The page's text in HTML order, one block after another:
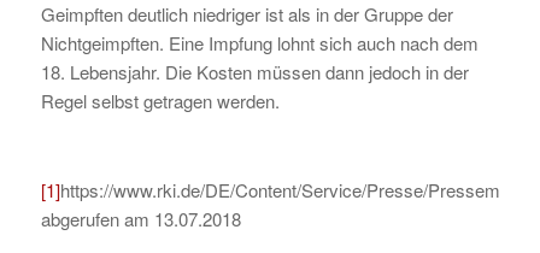
Geimpften deutlich niedriger ist als in der Gruppe der
Nichtgeimpften. Eine Impfung lohnt sich auch nach dem
18. Lebensjahr. Die Kosten müssen dann jedoch in der
Regel selbst getragen werden.
[1]https://www.rki.de/DE/Content/Service/Presse/
abgerufen am 13.07.2018